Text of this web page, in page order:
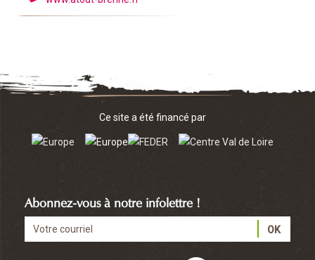
Abonnez-vous à notre infolettre !
Ce site a été financé par